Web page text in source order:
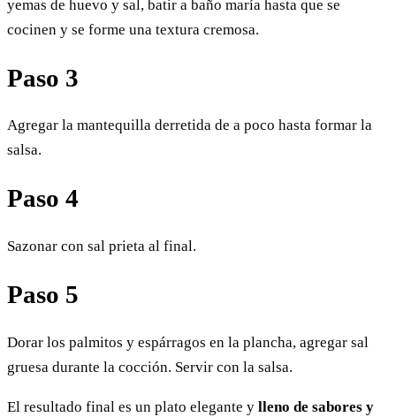
yemas de huevo y sal, batir a baño maría hasta que se
cocinen y se forme una textura cremosa.
Paso 3
Agregar la mantequilla derretida de a poco hasta formar la
salsa.
Paso 4
Sazonar con sal prieta al final.
Paso 5
Dorar los palmitos y espárragos en la plancha, agregar sal
gruesa durante la cocción. Servir con la salsa.
El resultado final es un plato elegante y lleno de sabores y